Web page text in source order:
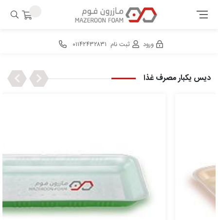
ورود ثبت نام ۰۱۱۴۲۴۳۲۸۳۱
دیس یکبار مصرف غذا Previous
Next